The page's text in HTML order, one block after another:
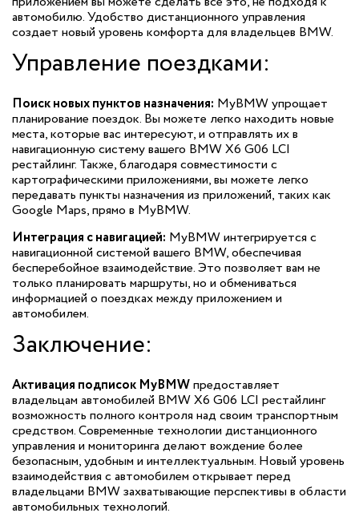
автомобилю. Удобство дистанционного управления
создает новый уровень комфорта для владельцев BMW.
Управление поездками:
Поиск новых пунктов назначения: MyBMW упрощает
планирование поездок. Вы можете легко находить новые
места, которые вас интересуют, и отправлять их в
навигационную систему вашего BMW X6 G06 LCI
рестайлинг. Также, благодаря совместимости с
картографическими приложениями, вы можете легко
передавать пункты назначения из приложений, таких как
Google Maps, прямо в MyBMW.
Интеграция с навигацией: MyBMW интегрируется с
навигационной системой вашего BMW, обеспечивая
бесперебойное взаимодействие. Это позволяет вам не
только планировать маршруты, но и обмениваться
информацией о поездках между приложением и
автомобилем.
Заключение:
Активация подписок MyBMWпредоставляет
владельцам автомобилей BMW X6 G06 LCI рестайлинг
возможность полного контроля над своим транспортным
средством. Современные технологии дистанционного
управления и мониторинга делают вождение более
безопасным, удобным и интеллектуальным. Новый уровень
взаимодействия с автомобилем открывает перед
владельцами BMW захватывающие перспективы в области
автомобильных технологий.